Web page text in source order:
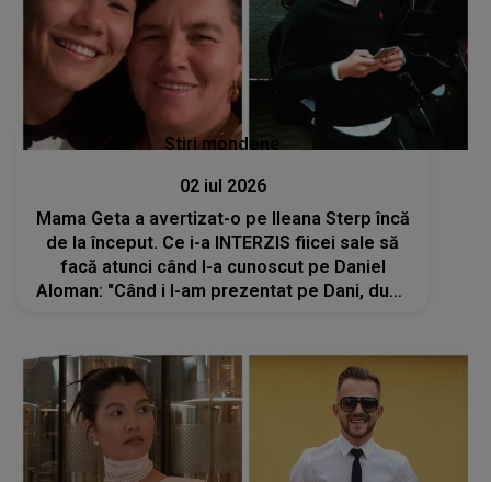
Stiri mondene
02 iul 2026
Mama Geta a avertizat-o pe Ileana Sterp încă
de la început. Ce i-a INTERZIS fiicei sale să
facă atunci când l-a cunoscut pe Daniel
Aloman: "Când i l-am prezentat pe Dani, după